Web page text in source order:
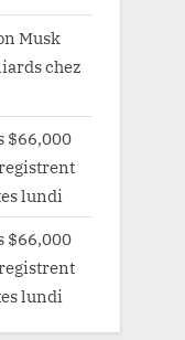
Musk
chez
$66,000
lundi
$66,000
lundi